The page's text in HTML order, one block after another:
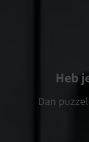
Heb
Dan